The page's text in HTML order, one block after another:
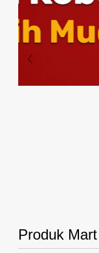
Produk Mart